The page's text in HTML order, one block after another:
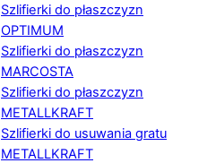
Szlifierki do płaszczyzn
OPTIMUM
Szlifierki do płaszczyzn
MARCOSTA
Szlifierki do płaszczyzn
METALLKRAFT
Szlifierki do usuwania gratu
METALLKRAFT